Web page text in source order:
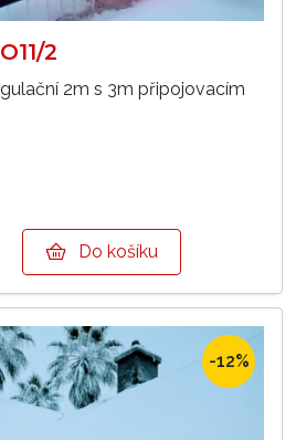
2
2m s 3m připojovacím
Do košíku
-12%